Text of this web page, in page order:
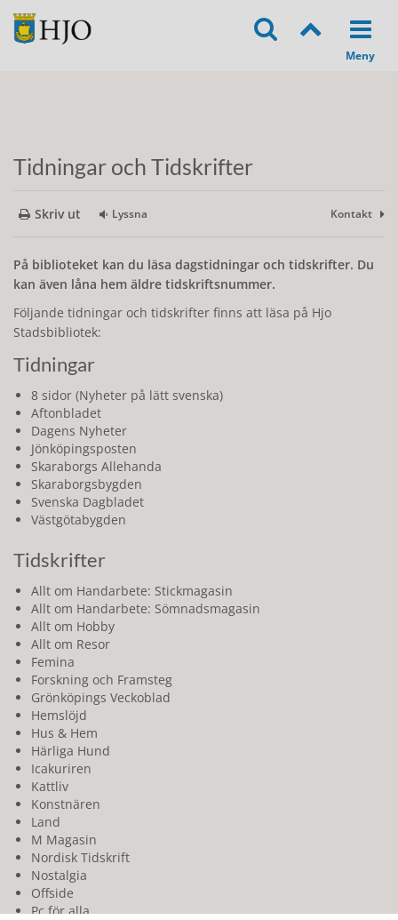
Tidningar och Tidskrifter
Skriv ut Lyssna Kontakt
På biblioteket kan du läsa dagstidningar och tidskrifter. Du
kan även låna hem äldre tidskriftsnummer.
Följande tidningar och tidskrifter finns att läsa på Hjo
Stadsbibliotek:
Tidningar
8 sidor (Nyheter på lätt svenska)
Aftonbladet
Dagens Nyheter
Jönköpingsposten
Skaraborgs Allehanda
Skaraborgsbygden
Svenska Dagbladet
Västgötabygden
Tidskrifter
Allt om Handarbete: Stickmagasin
Allt om Handarbete: Sömnadsmagasin
Allt om Hobby
Allt om Resor
Femina
Forskning och Framsteg
Grönköpings Veckoblad
Hemslöjd
Hus & Hem
Härliga Hund
Icakuriren
Kattliv
Konstnären
Land
M Magasin
Nordisk Tidskrift
Nostalgia
Offside
Pc för alla